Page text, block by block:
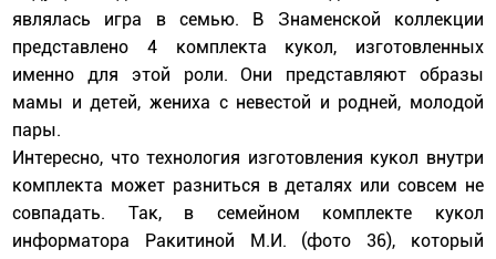
являлась игра в семью. В Знаменской коллекции
представлено 4 комплекта кукол, изготовленных
именно для этой роли. Они представляют образы
мамы и детей, жениха с невестой и родней, молодой
пары.
Интересно, что технология изготовления кукол внутри
комплекта может разниться в деталях или совсем не
совпадать. Так, в семейном комплекте кукол
информатора Ракитиной М.И. (фото 36), который